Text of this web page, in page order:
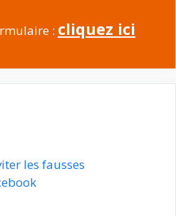
: cliquez ici
les fausses